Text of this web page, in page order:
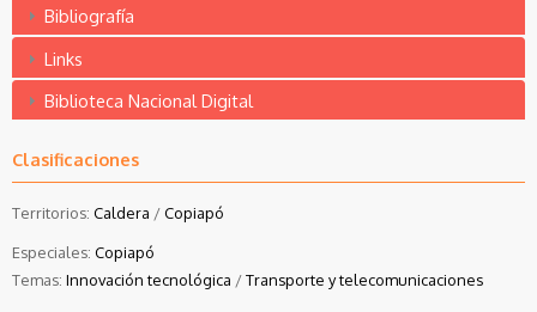
Bibliografía
Links
Biblioteca Nacional Digital
Clasificaciones
Territorios: Caldera /Copiapó
Especiales: Copiapó
Temas: Innovación tecnológica /Transporte y telecomunicaciones